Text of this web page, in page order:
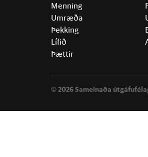
Menning
Umræða
Þekking
Lífið
Þættir
©2026 Sameinaða